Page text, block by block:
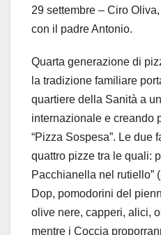
29 settembre – Ciro
con il padre Antonio.
Quarta generazione di
la tradizione familiare
quartiere della Sanità a
internazionale e creando
“Pizza Sospesa”. Le due
quattro pizze tra le quali:
Pacchianella nel rutiello”
Dop, pomodorini del
olive nere, capperi, alici,
mentre i Coccia